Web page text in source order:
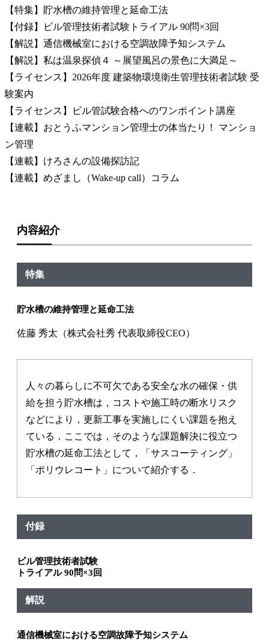
【特集】貯水槽の維持管理と延命工法
【付録】ビル管理技術者試験トライアル 90問×3回
【解説】通信機械室における空調故障予知システム
【解説】私は温泉探偵４ ～展望風呂の景色に大満足～
【ライセンス】2026年度 建築物環境衛生管理技術者試験 受
験案内
【ライセンス】ビル管試験合格へのワンポイント講座
【連載】おとうふマンション管理士の体当たり！ マンショ
ン管理
【連載】けろさんの設備探訪記
【連載】めざまし（Wake-up call）コラム
内容紹介
特集
貯水槽の維持管理と延命工法
佐藤 秀太（株式会社秀 代表取締役CEO）
人々の暮らしに不可欠である安全な水の確保・供
給を担う貯水槽は，コストや施工時の断水リスク
などにより，更新工事を実施しにくい課題を抱え
ている．ここでは，そのような課題解決に役立つ
貯水槽の延命工法として，「サスコーティング」
「ポリウレコート」について紹介する．
付録
ビル管理技術者試験
トライアル 90問×3回
解説
通信機械室における空調故障予知システム